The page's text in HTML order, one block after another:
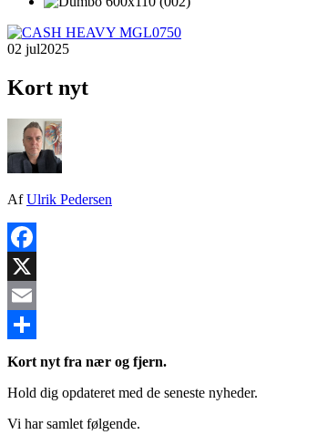
02 jul2025
Kort nyt
AfUlrik Pedersen
Facebook
X
Email
Share
Kort nyt fra nær og fjern.
Hold dig opdateret med de seneste nyheder.
Vi har samlet følgende.